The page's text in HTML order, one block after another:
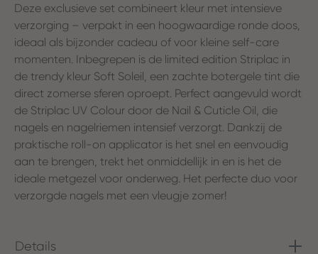
Deze exclusieve set combineert kleur met intensieve
verzorging – verpakt in een hoogwaardige ronde doos,
ideaal als bijzonder cadeau of voor kleine self-care
momenten. Inbegrepen is de limited edition Striplac in
de trendy kleur Soft Soleil, een zachte botergele tint die
direct zomerse sferen oproept. Perfect aangevuld wordt
de Striplac UV Colour door de Nail & Cuticle Oil, die
nagels en nagelriemen intensief verzorgt. Dankzij de
praktische roll-on applicator is het snel en eenvoudig
aan te brengen, trekt het onmiddellijk in en is het de
ideale metgezel voor onderweg. Het perfecte duo voor
verzorgde nagels met een vleugje zomer!
Details